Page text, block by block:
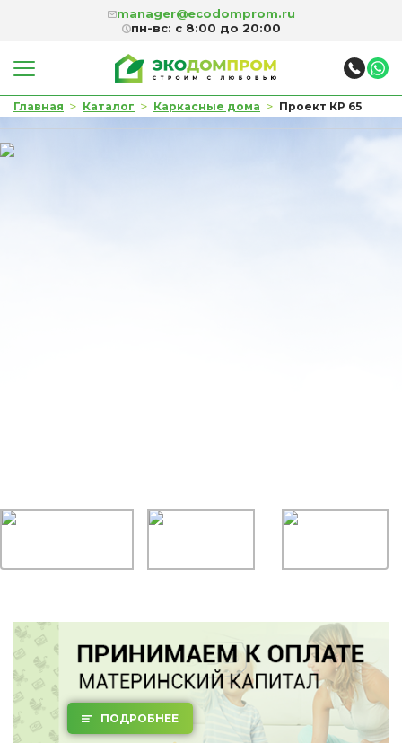
manager@ecodomprom.ru
пн-вс: с 8:00 до 20:00
Главная > Каталог > Каркасные дома > Проект КР 65
ПОДРОБНЕЕ